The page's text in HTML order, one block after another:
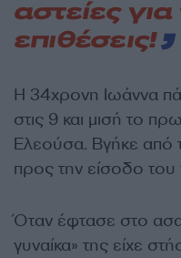
αστείες για
επιθέσεις!
Η 34χρονη Ιωάννα
στις 9 και μισή το
Ελεούσα. Βγήκε από
προς την είσοδο του
Όταν έφτασε στο
γυναίκα» της είχε